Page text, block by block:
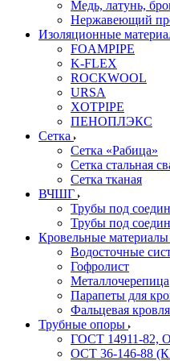
Медь, латунь,
Нержавеющий
Изоляционные
FOAMPIPE
K-FLEX
ROCKWOOL
URSA
XOTPIPE
ПЕНОПЛЭКС
Сетка
Сетка «Рабица»
Сетка стальная
Сетка тканая
ВЧШГ
Трубы под
Трубы под
Кровельные материалы
Водосточные
Гофролист
Металлочерепица
Парапеты для
Фальцевая кровля
Трубные опоры
ГОСТ 14911-
ОСТ 36-146-88